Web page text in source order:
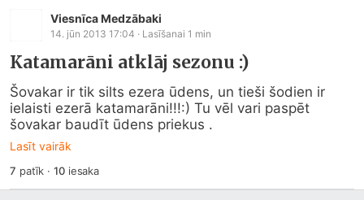
Viesnīca Medzābaki
14. jūn 2013 17:04 · Lasīšanai 1 min
Katamarāni atklāj sezonu :)
Šovakar ir tik silts ezera ūdens, un tieši šodien ir
ielaisti ezerā katamarāni!!!:) Tu vēl vari paspēt
šovakar baudīt ūdens priekus .
Lasīt vairāk
7 patīk ·10iesaka